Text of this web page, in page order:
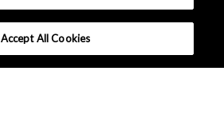
Accept All Cookies